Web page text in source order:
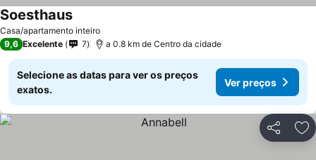
Casa/apartamento inteiro
Soesthaus
9,6 Excelente 7 a 0.8 km de Centro da cidade
Selecione as datas para ver os preços
exatos.
Ver preços
Partilhar